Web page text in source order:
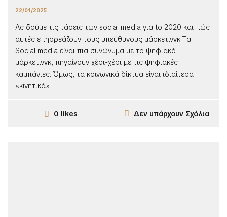
22/01/2025
Ας δούμε τις τάσεις των social media για to 2020 και πώς
αυτές επηρρεάζουν τους υπεύθυνους μάρκετινγκ.Tα
Social media είναι πια συνώνυμα με το ψηφιακό
μάρκετινγκ, πηγαίνουν χέρι-χέρι με τις ψηφιακές
καμπάνιες. Όμως, τα κοινωνικά δίκτυα είναι ιδιαίτερα
«κινητικά»...
0 likes Δεν υπάρχουν Σχόλια